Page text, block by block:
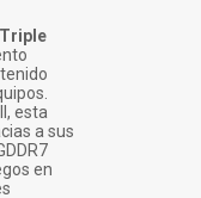
esta
a sus
en